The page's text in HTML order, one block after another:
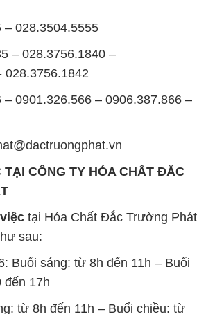
– 028.3504.5555
– 028.3756.1840 –
028.3756.1842
– 0901.326.566 – 0906.387.866 –
TẠI CÔNG TY HÓA CHẤT ĐẮC
tại Hóa Chất Đắc Trường Phát
sau:
Buổi sáng: từ 8h đến 11h – Buổi
đến 17h
từ 8h đến 11h – Buổi chiều: từ